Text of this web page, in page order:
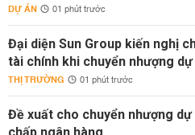
DỰ ÁN 01 phút trước
Đại diện Sun Group kiến nghị
tài chính khi chuyển nhượng dự
THỊ TRƯỜNG 01 phút trước
Đề xuất cho chuyển nhượng